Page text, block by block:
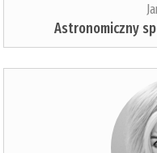
Astronomiczny